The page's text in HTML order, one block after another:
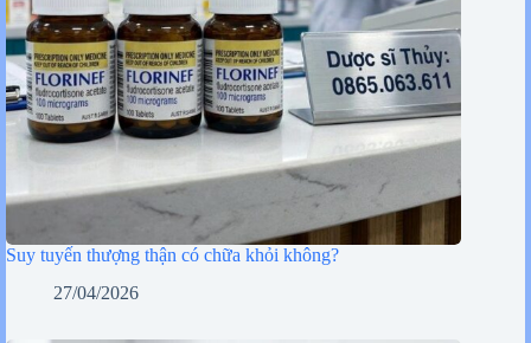
Suy tuyến thượng thận có chữa khỏi không?
27/04/2026